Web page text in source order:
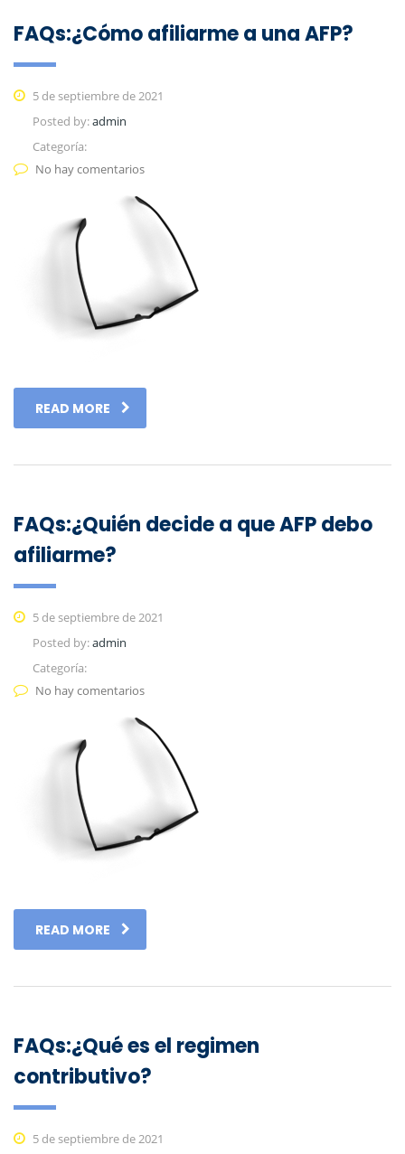
FAQs:¿Cómo afiliarme a una AFP?
5 de septiembre de 2021
Posted by:admin
Categoría:
No hay comentarios
READ MORE
FAQs:¿Quién decide a que AFP debo
afiliarme?
5 de septiembre de 2021
Posted by:admin
Categoría:
No hay comentarios
READ MORE
FAQs:¿Qué es el regimen
contributivo?
5 de septiembre de 2021